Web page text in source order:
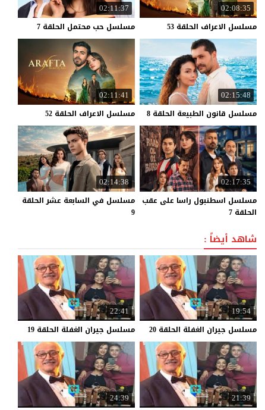
02:08:35
مسلسل الاعراف الحلقة 53
02:11:37
مسلسل حب محتمل الحلقة 7
02:15:48
مسلسل قانون الطبيعة الحلقة 8
02:11:41
مسلسل الاعراف الحلقة 52
02:17:35
مسلسل اسطنبول راسا على عقب
الحلقة 7
02:14:38
مسلسل في السابعة عشر الحلقة
9
شاهد أيضاً :
19:54
مسلسل جيران الغفلة الحلقة 20
22:41
مسلسل جيران الغفلة الحلقة 19
21:39
24:39